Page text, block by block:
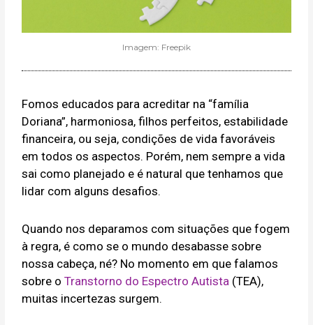
Imagem: Freepik
Fomos educados para acreditar na “família
Doriana”, harmoniosa, filhos perfeitos, estabilidade
financeira, ou seja, condições de vida favoráveis
em todos os aspectos. Porém, nem sempre a vida
sai como planejado e é natural que tenhamos que
lidar com alguns desafios.
Quando nos deparamos com situações que fogem
à regra, é como se o mundo desabasse sobre
nossa cabeça, né? No momento em que falamos
sobre oTranstorno do Espectro Autista (TEA),
muitas incertezas surgem.